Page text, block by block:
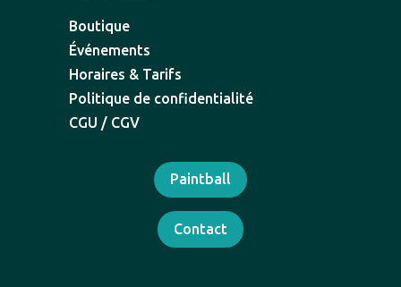
Boutique
Événements
Horaires & Tarifs
Politique de confidentialité
CGU / CGV
Paintball
Contact